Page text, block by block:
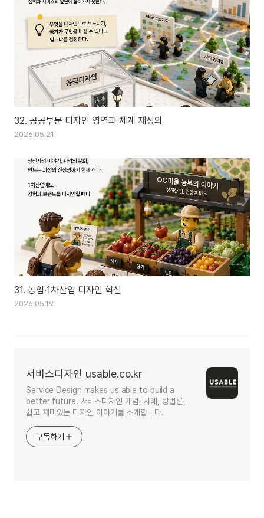
32. 공공부문 디자인 영역과 체계 재정의
2026.05.21
31. 농업·1차산업 디자인 혁신
2026.05.19
서비스디자인 usable.co.kr
Service Design makes us able to build a
better future. 서비스디자인 개념, 사례, 방법론,
쉽고 재미있는 디자인 이야기를 소개합니다.
구독하기